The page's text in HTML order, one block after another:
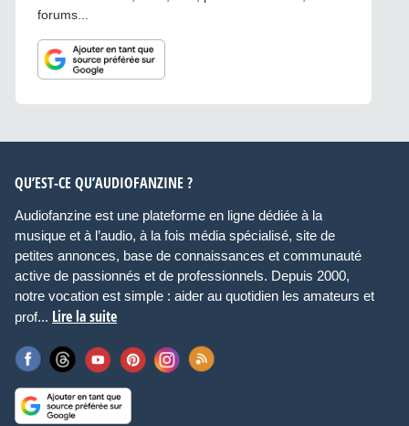
forums...
QU’EST-CE QU’AUDIOFANZINE ?
Audiofanzine est une plateforme en ligne dédiée à la
musique et à l’audio, à la fois média spécialisé, site de
petites annonces, base de connaissances et communauté
active de passionnés et de professionnels. Depuis 2000,
notre vocation est simple : aider au quotidien les amateurs et
prof... Lire la suite